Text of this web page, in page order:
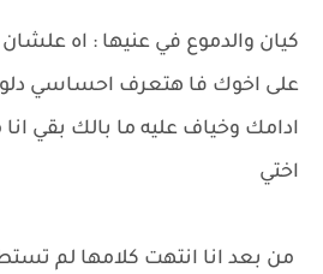
كيان والدموع في عنيها : اه
على اخوك فا هتعرف احساسي
ادامك وخياف عليه ما بالك بقي
اختي
من بعد انا انتهت كلامها لم